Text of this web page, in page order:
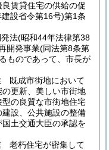
賃貸住宅の供給の促
設省令第16号)第1条
法(昭和44年法律第38
開発事業(同法第8条第
ものであって、市長が
既成市街地において
更新、美しい市街地
の良質な市街地住宅
設、公共施設の整備
土交通大臣の承認を
老朽住宅が密集して